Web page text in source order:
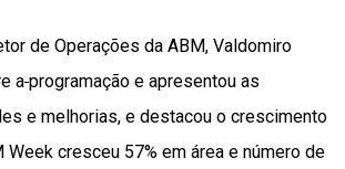
de Operações da ABM, Valdomiro
a programação e apresentou as
e melhorias, e destacou o crescimento
Week cresceu 57% em área e número de